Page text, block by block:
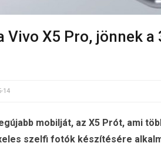
Vivo X5 Pro, jönnek a
14
mobilját, az X5 Prót, ami
szelfi fotók készítésére